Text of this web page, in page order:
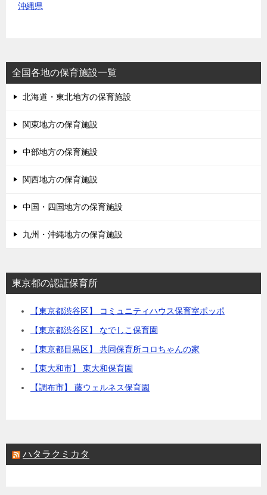
沖縄県
全国各地の保育施設一覧
北海道・東北地方の保育施設
関東地方の保育施設
中部地方の保育施設
関西地方の保育施設
中国・四国地方の保育施設
九州・沖縄地方の保育施設
東京都の認証保育所
【東京都渋谷区】 コミュニティハウス保育室ポッポ
【東京都渋谷区】 なでしこ保育園
【東京都目黒区】 共同保育所コロちゃんの家
【東大和市】 東大和保育園
【調布市】 藤ウェルネス保育園
ハタラクミカタ